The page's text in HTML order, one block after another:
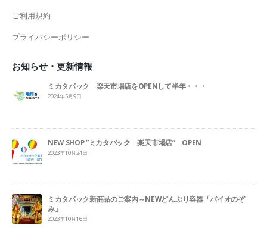
ご利用規約
プライバシーポリシー
お知らせ・更新情報
ミカタパック 楽天市場店をOPENして半年・・・
2024年5月9日
NEW SHOP ”ミカタパック 楽天市場店” OPEN
2023年10月24日
ミカタパック新商品のご案内～NEWどんぶり容器「バイオのぞ
み」
2023年10月16日